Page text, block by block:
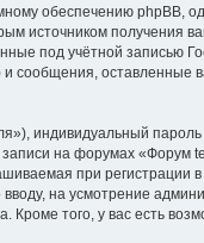
обеспечению phpBB,
источником получения
под учётной записью
сообщения, оставленные
индивидуальный
на форумах «Форум
при регистрации
на усмотрение
того, у вас есть